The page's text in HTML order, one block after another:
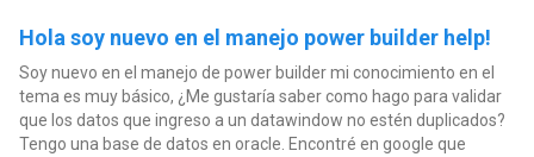
Hola soy nuevo en el manejo power builder help!
Soy nuevo en el manejo de power builder mi conocimiento en el
tema es muy básico, ¿Me gustaría saber como hago para validar
que los datos que ingreso a un datawindow no estén duplicados?
Tengo una base de datos en oracle. Encontré en google que